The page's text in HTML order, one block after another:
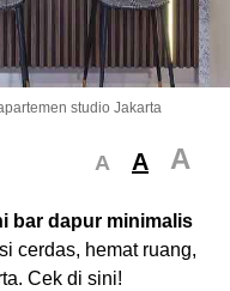
studio Jakarta
A A A
bar dapur minimalis
cerdas, hemat ruang,
Cek di sini!